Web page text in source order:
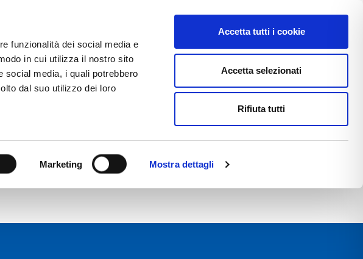
funzionalità dei social media e
in cui utilizza il nostro sito
social media, i quali potrebbero
dal suo utilizzo dei loro
Marketing Mostra dettagli
Accetta tutti i cookie
Accetta selezionati
Rifiuta tutti
ACCEDI ALL'AREA RISERVATA